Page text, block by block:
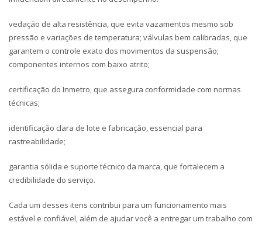
vedação de alta resistência, que evita vazamentos mesmo sob
pressão e variações de temperatura; válvulas bem calibradas, que
garantem o controle exato dos movimentos da suspensão;
componentes internos com baixo atrito;
certificação do Inmetro, que assegura conformidade com normas
técnicas;
identificação clara de lote e fabricação, essencial para
rastreabilidade;
garantia sólida e suporte técnico da marca, que fortalecem a
credibilidade do serviço.
Cada um desses itens contribui para um funcionamento mais
estável e confiável, além de ajudar você a entregar um trabalho com